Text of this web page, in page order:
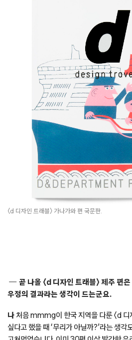
있었고, 깊은 감명을 받았죠. 정작 물건은
아니었던 것 같습니다.(웃음) 이후 나가오카
단체의 초청을 받아 내한한 적이 있는데 당
젊은 디자이너를 만나고 싶다고 했고, 주최
소개했습니다. 그때 만나게 되어 현재까지
디앤디파트먼트 서울점 오픈을 제안하려던
오키나와 편을 제작 중이던 나가오카 겐메
유미영 대표와 함께 취재가 한창이던 오키
취재와 촬영 과정을 가까이서 지켜보는 일
디앤디파트먼트의 정신이 매장을 넘어 잡지
직감했습니다.